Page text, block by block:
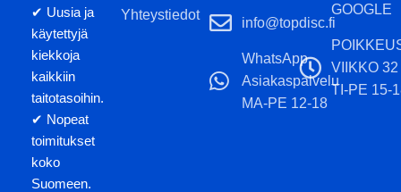
✔ Uusia ja
käytettyjä
kiekkoja
kaikkiin
taitotasoihin.
✔ Nopeat
toimitukset
koko
Suomeen.
Yhteystiedot
info@topdisc.fi
WhatsApp
Asiakaspalvelu
MA-PE 12-18
GOOGLE
VIIKKO 32
TI-PE 15-